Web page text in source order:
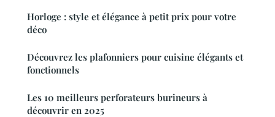
Horloge : style et élégance à petit prix pour votre
déco
Découvrez les plafonniers pour cuisine élégants et
fonctionnels
Les 10 meilleurs perforateurs burineurs à
découvrir en 2025